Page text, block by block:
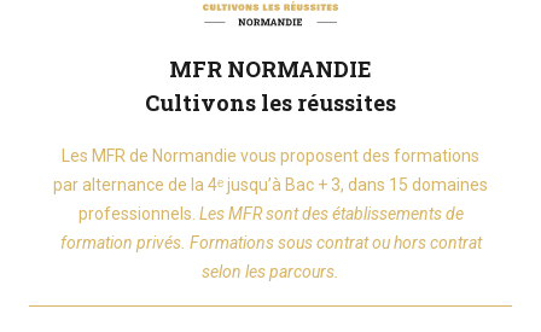
MFR NORMANDIE
Cultivons les réussites
Les MFR de Normandie vous proposent des formations
par alternance de la 4ᵉ jusqu’à Bac + 3, dans 15 domaines
professionnels. Les MFR sont des établissements de
formation privés. Formations sous contrat ou hors contrat
selon les parcours.